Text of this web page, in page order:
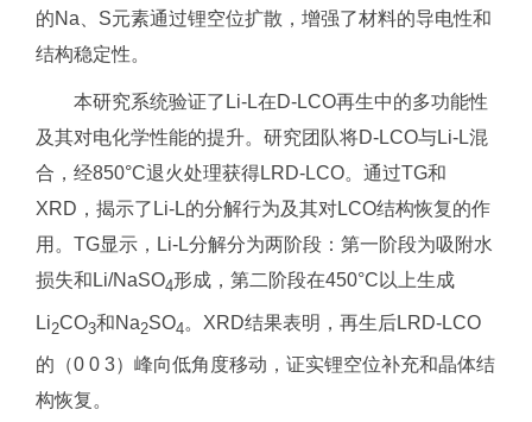
的Na、S元素通过锂空位扩散，增强了材料的导电性和
结构稳定性。
本研究系统验证了Li-L在D-LCO再生中的多功能性
及其对电化学性能的提升。研究团队将D-LCO与Li-L混
合，经850°C退火处理获得LRD-LCO。通过TG和
XRD，揭示了Li-L的分解行为及其对LCO结构恢复的作
用。TG显示，Li-L分解分为两阶段：第一阶段为吸附水
损失和Li/NaSO4形成，第二阶段在450°C以上生成
Li2CO3和Na2SO4。XRD结果表明，再生后LRD-LCO
的（0 0 3）峰向低角度移动，证实锂空位补充和晶体结
构恢复。